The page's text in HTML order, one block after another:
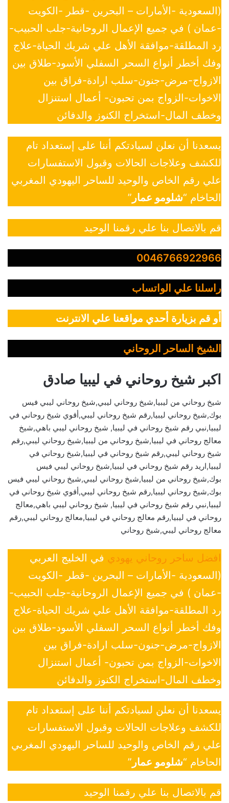
(السعودية -الأمارات – البحرين -قطر -الكويت
-عمان ) في جميع الإعمال الروحانية-جلب الحبيب-
رد المطلقة-موافقة الأهل علي شريك الحياة-علاج
وفك أخطر أنواع السحر السفلي الأسود-طلاق بين
الازواج-مرض-جنون-سلب ارادة-فراق بين
الاخوات-الزواج بمن تحبون- أعمال استنزال
وخطف المال-استخراج الكنوز والدفائن
يسعدنا أن نعلن لسيادتكم أننا على إستعداد تام
للكشف وعلاجات الحالات وقبول الاستفسارات
علي رقم الخاص والوحيد للساحر اليهودي المغربي
الحاخام “شلومو عمار ”
قم بالاتصال بنا علي رقمنا الوحيد
0046766922966
راسلنا علي الواتساب
أو قم بزيارة أحدي مواقعنا علي الانترنت
الشيخ الساحر الروحاني
اكبر شيخ روحاني في ليبيا صادق
شيخ روحاني من ليبيا,شيخ روحاني ليبي,شيخ روحاني ليبي فيس
بوك,شيخ روحاني ليبيا,رقم شيخ روحاني ليبي,أقوي شيخ روحاني في
ليبيا,نبي رقم شيخ روحاني في ليبيا, شيخ روحاني ليبي باهي,شيخ
معالج روحاني في ليبيا,شيخ روحاني من ليبيا,شيخ روحاني ليبي,رقم
شيخ روحاني ليبي,رقم شيخ روحاني في ليبيا,شيخ روحاني في
ليبيا,اريد رقم شيخ روحاني في ليبيا,شيخ روحاني ليبي فيس
بوك,شيخ روحاني من ليبيا,شيخ روحاني ليبي,شيخ روحاني ليبي فيس
بوك,شيخ روحاني ليبيا,رقم شيخ روحاني ليبي,أقوي شيخ روحاني في
ليبيا,نبي رقم شيخ روحاني في ليبيا, شيخ روحاني ليبي باهي,معالج
روحاني في ليبيا,رقم معالج روحاني في ليبيا,معالج روحاني ليبي,رقم
معالج روحاني ليبي,شيخ روحاني
افضل ساحر روحاني يهودي في الخليج العربي
(السعودية -الأمارات – البحرين -قطر -الكويت
-عمان ) في جميع الإعمال الروحانية-جلب الحبيب-
رد المطلقة-موافقة الأهل علي شريك الحياة-علاج
وفك أخطر أنواع السحر السفلي الأسود-طلاق بين
الازواج-مرض-جنون-سلب ارادة-فراق بين
الاخوات-الزواج بمن تحبون- أعمال استنزال
وخطف المال-استخراج الكنوز والدفائن
يسعدنا أن نعلن لسيادتكم أننا على إستعداد تام
للكشف وعلاجات الحالات وقبول الاستفسارات
علي رقم الخاص والوحيد للساحر اليهودي المغربي
الحاخام “شلومو عمار ”
قم بالاتصال بنا علي رقمنا الوحيد